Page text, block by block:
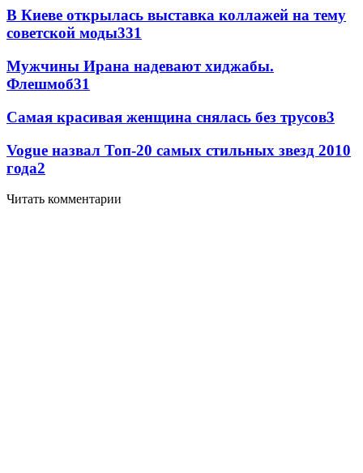
В Киеве открылась выставка коллажей на тему
советской моды331
Мужчины Ирана надевают хиджабы.
Флешмоб31
Самая красивая женщина снялась без трусов3
Vogue назвал Топ-20 самых стильных звезд 2010
года2
Читать комментарии